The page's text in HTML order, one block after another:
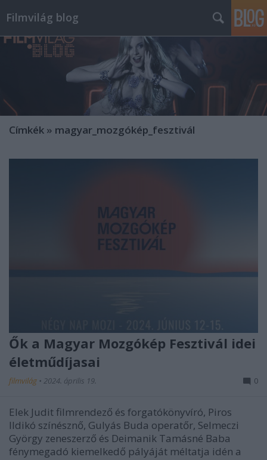
Filmvilág blog
Címkék » magyar_mozgókép_fesztivál
Ők a Magyar Mozgókép Fesztivál idei
életműdíjasai
filmvilág • 2024. április 19. 0
Elek Judit filmrendező és forgatókönyvíró, Piros
Ildikó színésznő, Gulyás Buda operatőr, Selmeczi
György zeneszerző és Deimanik Tamásné Baba
fénymegadó kiemelkedő pályáját méltatja idén a